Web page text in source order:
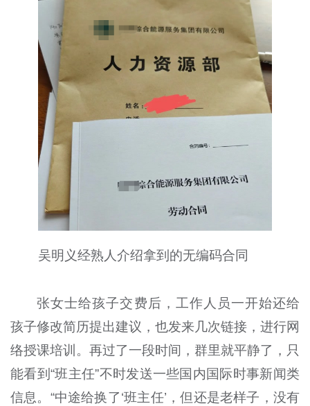
吴明义经熟人介绍拿到的无编码合同
张女士给孩子交费后，工作人员一开始还给
孩子修改简历提出建议，也发来几次链接，进行网
络授课培训。再过了一段时间，群里就平静了，只
能看到“班主任”不时发送一些国内国际时事新闻类
信息。“中途给换了‘班主任’，但还是老样子，没有